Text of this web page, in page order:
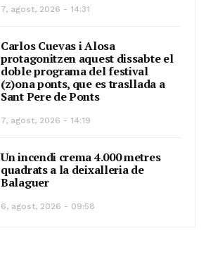
7, agost, 2026 - 14:31
Carlos Cuevas i Alosa
protagonitzen aquest dissabte el
doble programa del festival
(z)ona ponts, que es trasllada a
Sant Pere de Ponts
7, agost, 2026 - 14:19
Un incendi crema 4.000 metres
quadrats a la deixalleria de
Balaguer
6, agost, 2026 - 09:58